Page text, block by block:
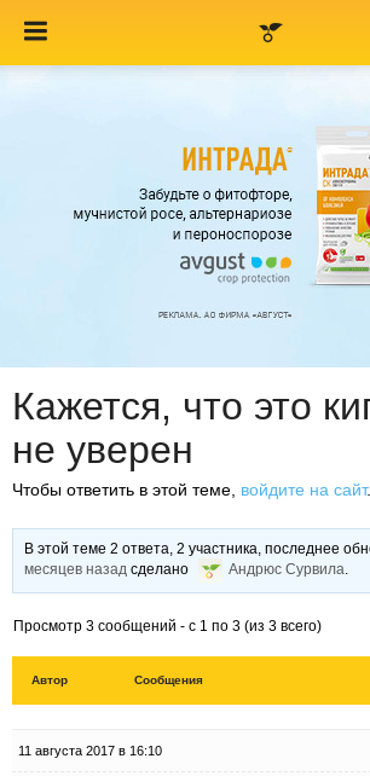
Кажется, что это
не уверен
Чтобы ответить в этой теме, войдите на сайт.
В этой теме 2 ответа, 2 участника, последнее
месяцев назад сделано Андрюс Сурвила.
Просмотр 3 сообщений - с 1 по 3 (из 3 всего)
Автор Сообщения
11 августа 2017 в 16:10